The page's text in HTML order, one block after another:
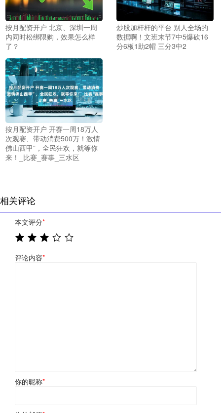
按月配资开户 北京、深圳一周
内同时松绑限购，效果怎么样
了？
炒股加杆杆的平台 别人全场的
数据啊！文班末节7中5爆砍16
分6板1助2帽 三分3中2
按月配资开户 开赛一周18万人
次观赛、带动消费500万！激情
佛山西甲”，全民狂欢，就等你
来！_比赛_赛事_三水区
相关评论
本文评分*
评论内容*
你的昵称*